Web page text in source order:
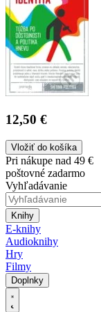
12,50 €
Vložiť do košíka
Pri nákupe nad 49 €
poštovné zadarmo
Vyhľadávanie
Knihy
E-knihy
Audioknihy
Hry
Filmy
Doplnky